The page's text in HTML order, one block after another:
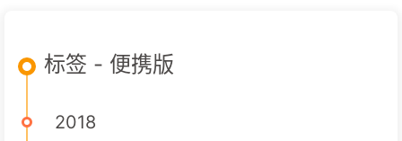
标签 - 便携版
2018